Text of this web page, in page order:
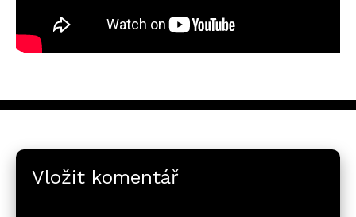
Vložit komentář